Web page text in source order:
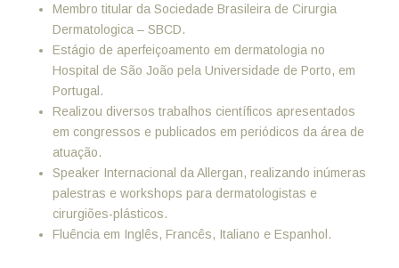
Membro titular da Sociedade Brasileira de Cirurgia
Dermatologica – SBCD.
Estágio de aperfeiçoamento em dermatologia no
Hospital de São João pela Universidade de Porto, em
Portugal.
Realizou diversos trabalhos científicos apresentados
em congressos e publicados em periódicos da área de
atuação.
Speaker Internacional da Allergan, realizando inúmeras
palestras e workshops para dermatologistas e
cirurgiões-plásticos.
Fluência em Inglês, Francês, Italiano e Espanhol.